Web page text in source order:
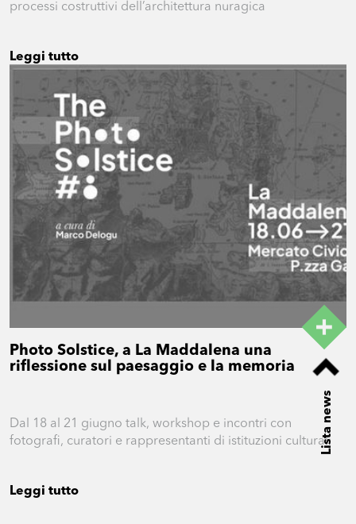
processi costruttivi dell’architettura nuragica
Leggi tutto
Photo Solstice, a La Maddalena una
riflessione sul paesaggio e la memoria
Dal 18 al 21 giugno talk, workshop e incontri con
fotografi, curatori e rappresentanti di istituzioni culturali
Leggi tutto
Lista news